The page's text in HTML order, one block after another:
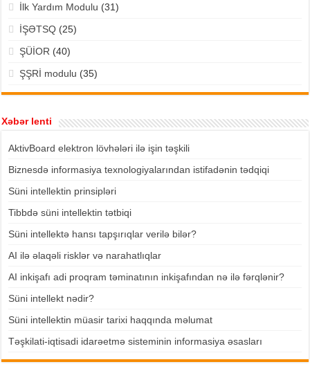
İlk Yardım Modulu (31)
İŞƏTSQ(25)
ŞÜİOR (40)
ŞŞRİ modulu (35)
Xəbər lenti
AktivBoard elektron lövhələri ilə işin təşkili
Biznesdə informasiya texnologiyalarından istifadənin tədqiqi
Süni intellektin prinsipləri
Tibbdə süni intellektin tətbiqi
Süni intellektə hansı tapşırıqlar verilə bilər?
AI ilə əlaqəli risklər və narahatlıqlar
AI inkişafı adi proqram təminatının inkişafından nə ilə fərqlənir?
Süni intellekt nədir?
Süni intellektin müasir tarixi haqqında məlumat
Təşkilati-iqtisadi idarəetmə sisteminin informasiya əsasları